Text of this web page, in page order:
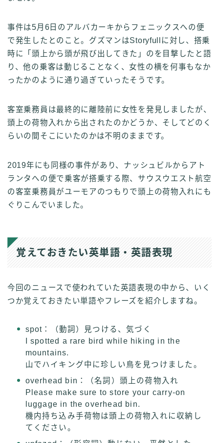
事件は5月6日のアルバカーキからフェニックスへの便
で発生したとのこと。グズマンはStoryfullに対し、搭乗
時に「頭上から頭が飛び出してきた」のを目撃したと語
り、他の乗客は動じることなく、女性の横を何事もなか
ったかのように通り過ぎていったそうです。
客室乗務員は最終的に離陸前に女性を発見しましたが、
頭上の荷物入れから出されたのかどうか、そしてどのく
らいの間そこにいたのかは不明のままです。
2019年にも同様の事件があり、ナッシュビルからアト
ランタへの便で乗客が搭乗する際、サウスウエスト航空
の客室乗務員がユーモアのつもりで頭上の荷物入れにも
ぐりこんでいました。
覚えておきたい英単語・英語表現
今回のニュースで使われていた英語表現の中から、いく
つか覚えておきたい単語やフレーズを紹介しますね。
spot：（動詞）見つける、気づく
I spotted a rare bird while hiking in the
mountains.
山でハイキング中に珍しい鳥を見つけました。
overhead bin：（名詞）頭上の荷物入れ
Please make sure to store your carry-on
luggage in the overhead bin.
機内持ち込み手荷物は頭上の荷物入れに収納し
てください。